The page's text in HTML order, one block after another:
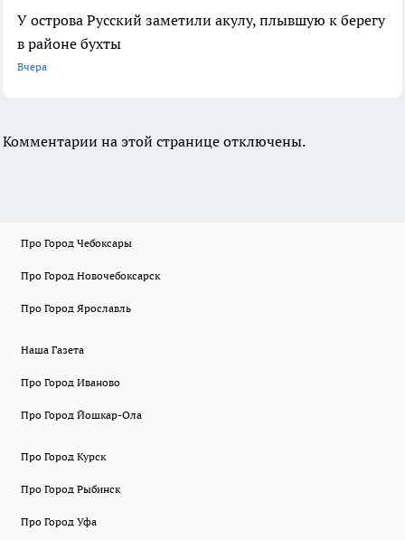
У острова Русский заметили акулу, плывшую к берегу
в районе бухты
Вчера
Комментарии на этой странице отключены.
Про Город Чебоксары
Про Город Новочебоксарск
Про Город Ярославль
Наша Газета
Про Город Иваново
Про Город Йошкар-Ола
Про Город Курск
Про Город Рыбинск
Про Город Уфа